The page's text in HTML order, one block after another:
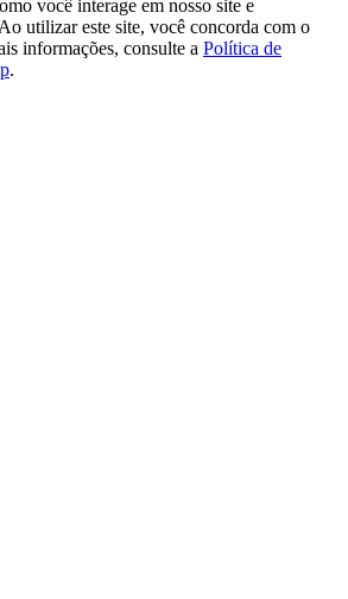
você interage em nosso site e
utilizar este site, você concorda com o
informações, consulte a Política de
.